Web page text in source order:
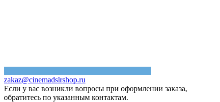
zakaz@cinemadslrshop.ru
Если у вас возникли вопросы при оформлении заказа,
обратитесь по указанным контактам.